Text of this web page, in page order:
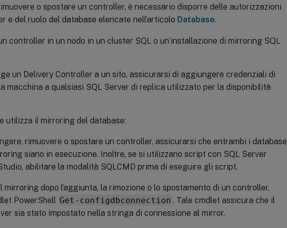
o spostare un controller, è necessario disporre delle autorizzazioni
e del ruolo del database elencate nell’articolo Database.
controller in un nodo in un cluster SQL o un’installazione di mirroring SQL
un Delivery Controller a un sito, assicurarsi di aggiungere credenziali di
macchina a qualsiasi SQL Server di replica utilizzato per la disponibilità
utilizza il mirroring del database:
rimuovere o spostare un controller, assicurarsi che entrambi i database
siano in esecuzione. Inoltre, se si utilizzano script con SQL Server
abilitare la modalità SQLCMD prima di eseguire gli script.
mirroring dopo l’aggiunta, la rimozione o lo spostamento di un controller,
PowerShell Get-configdbconnection . Tale cmdlet assicura che il
sia stato impostato nella stringa di connessione al mirror.